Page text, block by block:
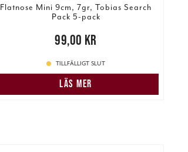
Flatnose Mini 9cm, 7gr, Tobias Search
Pack 5-pack
99,00 kr99,00 kr
TILLFÄLLIGT SLUT
LÄS MER